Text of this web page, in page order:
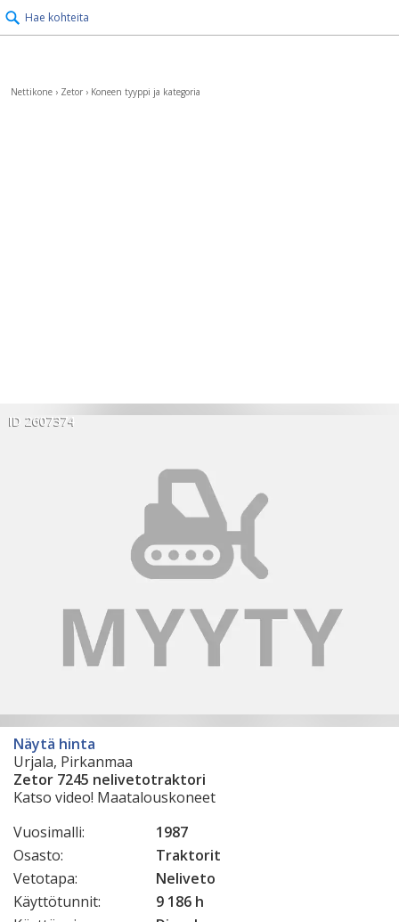
Hae kohteita
Nettikone › Zetor › Koneen tyyppi ja kategoria
ID 2607374
Näytä hinta
Urjala, Pirkanmaa
Zetor 7245 nelivetotraktori
Katso video! Maatalouskoneet
Vuosimalli:
1987
Osasto:
Traktorit
Vetotapa:
Neliveto
Käyttötunnit:
9 186 h